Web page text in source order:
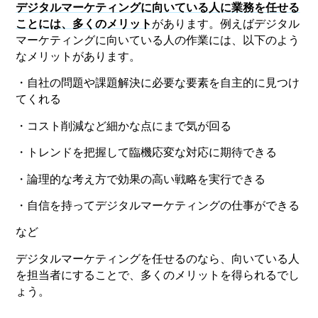
デジタルマーケティングに向いている人に業務を任せる
ことには、多くのメリット があります。例えばデジタル
マーケティングに向いている人の作業には、以下のよう
なメリットがあります。
・自社の問題や課題解決に必要な要素を自主的に見つけ
てくれる
・コスト削減など細かな点にまで気が回る
・トレンドを把握して臨機応変な対応に期待できる
・論理的な考え方で効果の高い戦略を実行できる
・自信を持ってデジタルマーケティングの仕事ができる
など
デジタルマーケティングを任せるのなら、向いている人
を担当者にすることで、多くのメリットを得られるでし
ょう。